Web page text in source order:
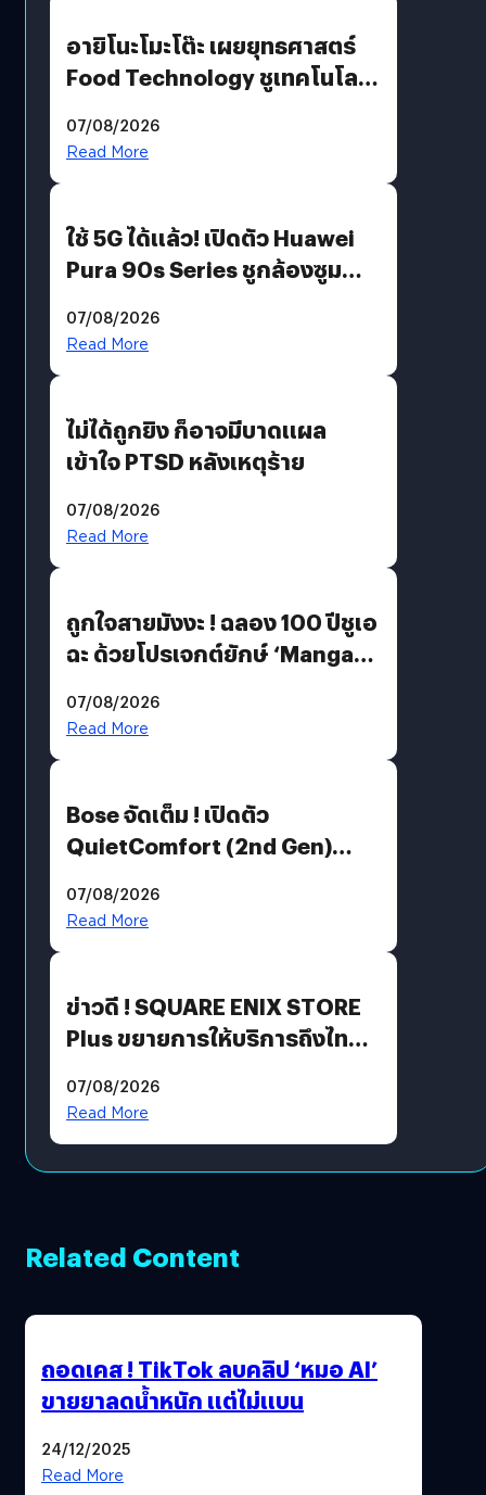
อายิโนะโมะโต๊ะ เผยยุทธศาสตร์
Food Technology ชูเทคโนโลยี
บริโภคและ B2B
07/08/2026
Read More
ใช้ 5G ได้แล้ว! เปิดตัว Huawei
Pura 90s Series ชูกล้องซูม
07/08/2026
Read More
ไม่ได้ถูกยิง ก็อาจมีบาดแผล
เข้าใจ PTSD หลังเหตุร้าย
07/08/2026
Read More
ถูกใจสายมังงะ ! ฉลอง 100 ปีชูเอ
ฉะ ด้วยโปรเจกต์ยักษ์ ‘Manga
มีภาษาไทยด้วย
07/08/2026
Read More
Bose จัดเต็ม ! เปิดตัว
QuietComfort (2nd Gen)
07/08/2026
Read More
ข่าวดี ! SQUARE ENIX STORE
Plus ขยายการให้บริการถึงไทย
โดยตรง
07/08/2026
Read More
Related Content
ถอดเคส ! TikTok ลบคลิป ‘หมอ AI’
ขายยาลดน้ำหนัก แต่ไม่แบน
24/12/2025
Read More